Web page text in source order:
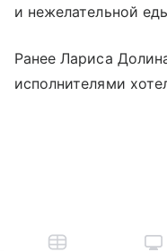
и нежелательной
Ранее Лариса
исполнителями